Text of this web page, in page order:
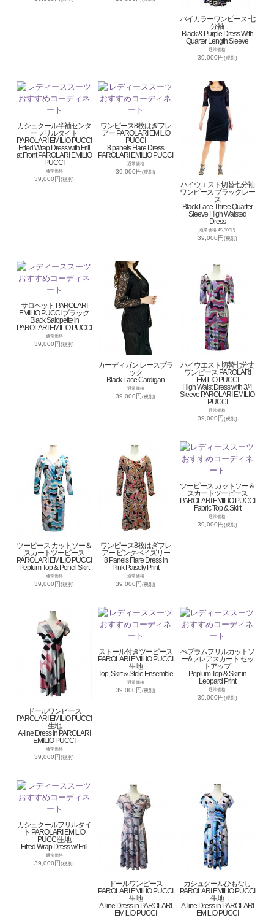
バイカラーワンピース 七
分袖
Black & Purple Dress With
Quarter Length Sleeve
通常価格
39,000円(税別)
カシュクール半袖センタ
ーフリルタイト
PAROLARI EMILIO PUCCI
Fitted Wrap Dress with Frill
at Front PAROLARI EMILIO
PUCCI
通常価格
39,000円(税別)
ワンピース8枚はぎフレ
アー PAROLARI EMILIO
PUCCI
8 panels Flare Dress
PAROLARI EMILIO PUCCI
通常価格
39,000円(税別)
ハイウエスト切替七分袖
ワンピース ブラックレー
ス
Black Lace Three Quarter
Sleeve High Waisted
Dress
通常価格 45,000円
39,000円(税別)
サロペット PAROLARI
EMILIO PUCCI ブラック
Black Salopette in
PAROLARI EMILIO PUCCI
通常価格
39,000円(税別)
カーディガン レースブラ
ック
Black Lace Cardigan
通常価格
39,000円(税別)
ハイウエスト切替七分丈
ワンピース PAROLARI
EMILIO PUCCI
High Waist Dress with 3/4
Sleeve PAROLARI EMILIO
PUCCI
通常価格
39,000円(税別)
ツーピース カットソー＆
スカートツーピース
PAROLARI EMILIO PUCCI
Peplum Top & Pencil Skirt
通常価格
39,000円(税別)
ワンピース8枚はぎフレ
アー ピンクペイズリー
8 Panels Flare Dress in
Pink Paisely Print
通常価格
39,000円(税別)
ツーピース カットソー＆
スカートツーピース
PAROLARI EMILIO PUCCI
Fabric Top & Skirt
通常価格
39,000円(税別)
ドールワンピース
PAROLARI EMILIO PUCCI
生地
A-line Dress in PAROLARI
EMILIO PUCCI
通常価格
39,000円(税別)
ストール付きツーピース
PAROLARI EMILIO PUCCI
生地
Top, Skirt & Stole Ensemble
通常価格
39,000円(税別)
ぺプラムフリルカットソ
ー&フレアスカート セッ
トアップ
Peplum Top & Skirt in
Leopard Print
通常価格
39,000円(税別)
カシュクールフリルタイ
ト PAROLARI EMILIO
PUCCI生地
Fitted Wrap Dress w/ Frill
通常価格
39,000円(税別)
ドールワンピース
PAROLARI EMILIO PUCCI
生地
A-line Dress in PAROLARI
EMILIO PUCCI
カシュクールひもなし
PAROLARI EMILIO PUCCI
生地
A-line Dress in PAROLARI
EMILIO PUCCI